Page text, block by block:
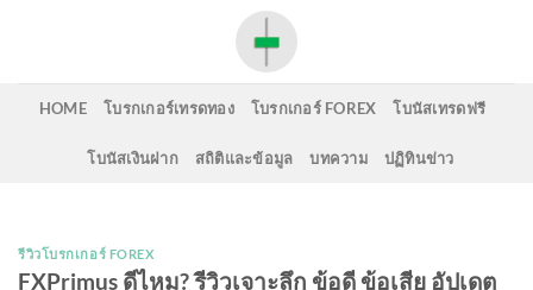
HOME โบรกเกอร์เทรดทอง โบรกเกอร์ FOREX โบนัสเทรดฟรี
โบนัสเงินฝาก สถิติและข้อมูล บทความ ปฏิทินข่าว
รีวิวโบรกเกอร์ FOREX
FXPrimus ดีไหม? รีวิวเจาะลึก ข้อดี ข้อเสีย อัปเดต